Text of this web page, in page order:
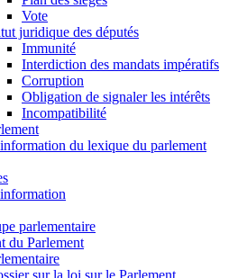
Vote
juridique des députés
Immunité
Interdiction des mandats impératifs
Corruption
Obligation de signaler les intérêts
Incompatibilité
du lexique du parlement
parlementaire
du Parlement